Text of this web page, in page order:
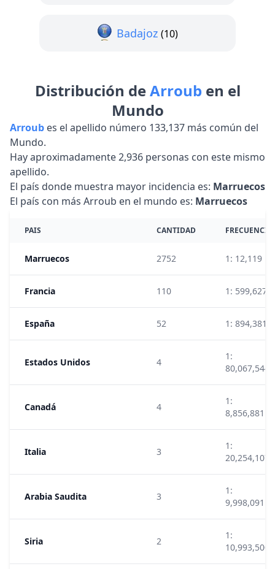
Badajoz (10)
Distribución deArroub en el
Mundo
Arroub es el apellido número 133,137 más común del
Mundo.
Hay aproximadamente 2,936 personas con este mismo
apellido.
El país donde muestra mayor incidencia es: Marruecos
El país con más Arroub en el mundo es: Marruecos
PAIS CANTIDAD FRECUENCIA
Marruecos 2752 1: 12,119
Francia 110 1: 599,627
España 52 1: 894,381
Estados Unidos 4
1:
80,067,544
Canadá 4
1:
8,856,881
Italia 3
1:
20,254,107
Arabia Saudita 3
1:
9,998,091
Siria 2
1:
10,993,500